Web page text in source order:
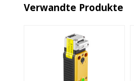
Verwandte Produkte